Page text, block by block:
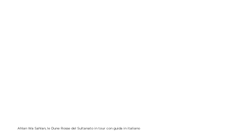
Ahlan Wa Sahlan, le Dune Rosse del Sultanato in tour con guida in italiano